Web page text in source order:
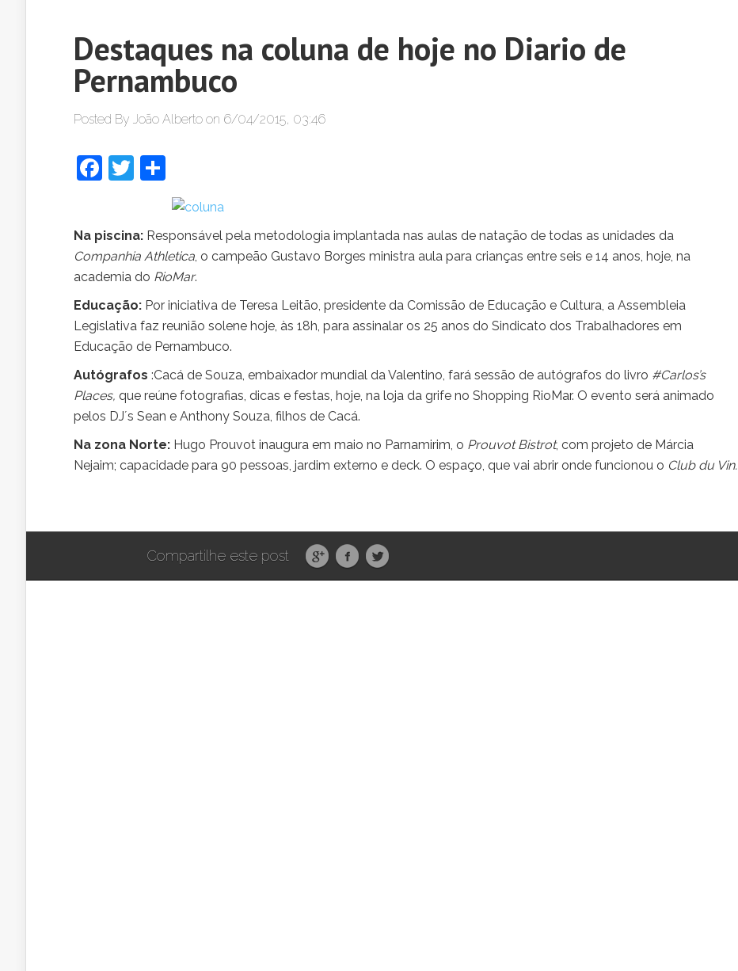
Destaques na coluna de hoje no Diario de
Pernambuco
Posted By João Alberto on 6/04/2015, 03:46
Facebook
Twitter
Na piscina: Responsável pela metodologia implantada nas aulas de natação de todas as unidades da
Companhia Athletica, o campeão Gustavo Borges ministra aula para crianças entre seis e 14 anos, hoje, na
academia do RioMar.
Educação: Por iniciativa de Teresa Leitão, presidente da Comissão de Educação e Cultura, a Assembleia
Legislativa faz reunião solene hoje, às 18h, para assinalar os 25 anos do Sindicato dos Trabalhadores em
Educação de Pernambuco.
Autógrafos :Cacá de Souza, embaixador mundial da Valentino, fará sessão de autógrafos do livro #Carlos’s
Places, que reúne fotografias, dicas e festas, hoje, na loja da grife no Shopping RioMar. O evento será animado
pelos DJ´s Sean e Anthony Souza, filhos de Cacá.
Na zona Norte: Hugo Prouvot inaugura em maio no Parnamirim, o Prouvot Bistrot, com projeto de Márcia
Nejaim; capacidade para 90 pessoas, jardim externo e deck. O espaço, que vai abrir onde funcionou o Club du Vin.
Compartilhe este post